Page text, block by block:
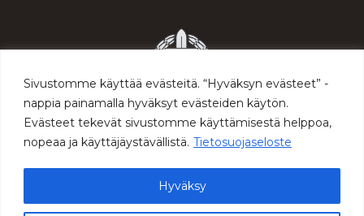
Sivustomme käyttää evästeitä. “Hyväksyn evästeet” -
nappia painamalla hyväksyt evästeiden käytön.
Evästeet tekevät sivustomme käyttämisestä helppoa,
nopeaa ja käyttäjäystävällistä. Tietosuojaseloste
Hyväksy
© 2026 Sodan ja rauhan keskus Muisti